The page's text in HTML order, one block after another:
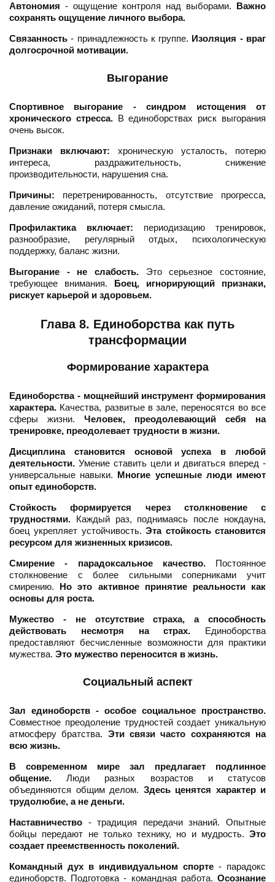
Автономия - ощущение контроля над выборами. Важно
сохранять ощущение личного выбора.
Связанность - принадлежность к группе. Изоляция - враг
долгосрочной мотивации.
Выгорание
Спортивное выгорание - синдром истощения от
хронического стресса.В единоборствах риск выгорания
очень высок.
Признаки включают: хроническую усталость, потерю
интереса, раздражительность, снижение
производительности, нарушения сна.
Причины: перетренированность, отсутствие прогресса,
давление ожиданий, потеря смысла.
Профилактика включает: периодизацию тренировок,
разнообразие, регулярный отдых, психологическую
поддержку, баланс жизни.
Выгорание - не слабость. Это серьезное состояние,
требующее внимания. Боец, игнорирующий признаки,
рискует карьерой и здоровьем.
Глава 8. Единоборства как путь
трансформации
Формирование характера
Единоборства - мощнейший инструмент формирования
характера. Качества, развитые в зале, переносятся во все
сферы жизни. Человек, преодолевающий себя на
тренировке, преодолевает трудности в жизни.
Дисциплина становится основой успеха в любой
деятельности. Умение ставить цели и двигаться вперед -
универсальные навыки. Многие успешные люди имеют
опыт единоборств.
Стойкость формируется через столкновение с
трудностями. Каждый раз, поднимаясь после нокдауна,
боец укрепляет устойчивость.Эта стойкость становится
ресурсом для жизненных кризисов.
Смирение - парадоксальное качество.Постоянное
столкновение с более сильными соперниками учит
смирению. Но это активное принятие реальности как
основы для роста.
Мужество - не отсутствие страха, а способность
действовать несмотря на страх. Единоборства
предоставляют бесчисленные возможности для практики
мужества. Это мужество переносится в жизнь.
Социальный аспект
Зал единоборств - особое социальное пространство.
Совместное преодоление трудностей создает уникальную
атмосферу братства. Эти связи часто сохраняются на
всю жизнь.
В современном мире зал предлагает подлинное
общение. Люди разных возрастов и статусов
объединяются общим делом. Здесь ценятся характер и
трудолюбие, а не деньги.
Наставничество - традиция передачи знаний. Опытные
бойцы передают не только технику, но и мудрость. Это
создает преемственность поколений.
Командный дух в индивидуальном спорте - парадокс
единоборств. Подготовка - командная работа. Осознание